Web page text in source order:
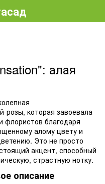
алая
розы, которая завоевала
флористов благодаря
алому цвету и
Это не просто
акцент, способный
страстную нотку.
описание